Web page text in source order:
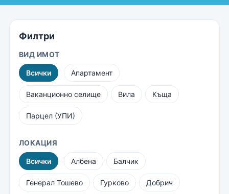
Филтри
ВИД ИМОТ
Всички Апартамент
Ваканционно селище Вила Къща
Парцел (УПИ)
ЛОКАЦИЯ
Всички Албена Балчик
Генерал Тошево Гурково Добрич